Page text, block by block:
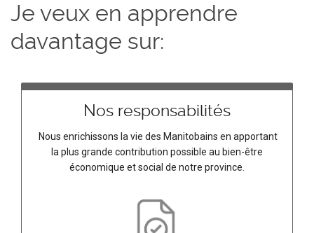
Je veux en apprendre
davantage sur:
Nos responsabilités
Nous enrichissons la vie des Manitobains en apportant
la plus grande contribution possible au bien-être
économique et social de notre province.